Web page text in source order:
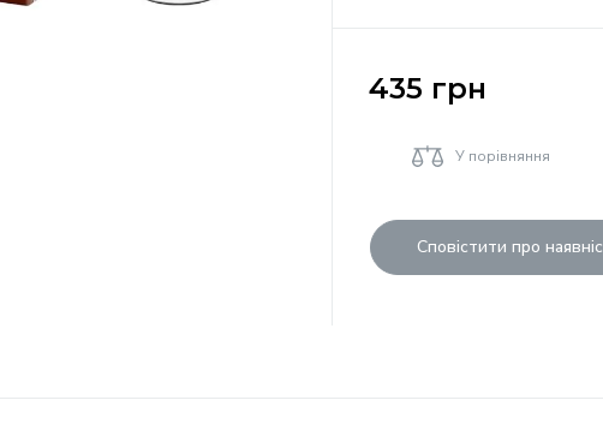
435 грн
У порівняння
Сповістити про